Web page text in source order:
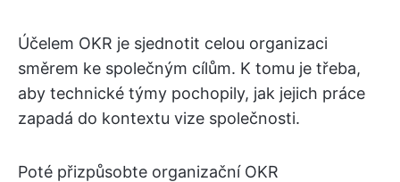
Účelem OKR je sjednotit celou organizaci
směrem ke společným cílům. K tomu je třeba,
aby technické týmy pochopily, jak jejich práce
zapadá do kontextu vize společnosti.
Poté přizpůsobte organizační OKR